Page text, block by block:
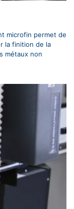
microfin permet de
la finition de la
métaux non